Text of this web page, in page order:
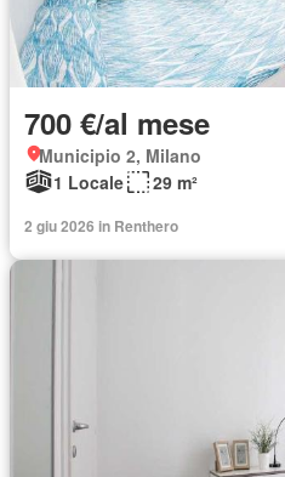
700 €/al mese
Municipio 2, Milano
1 Locale
29 m²
2 giu 2026 in Renthero